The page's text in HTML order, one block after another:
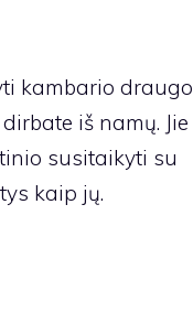
kambario draugo
iš namų. Jie
susitaikyti su
kaip jų.